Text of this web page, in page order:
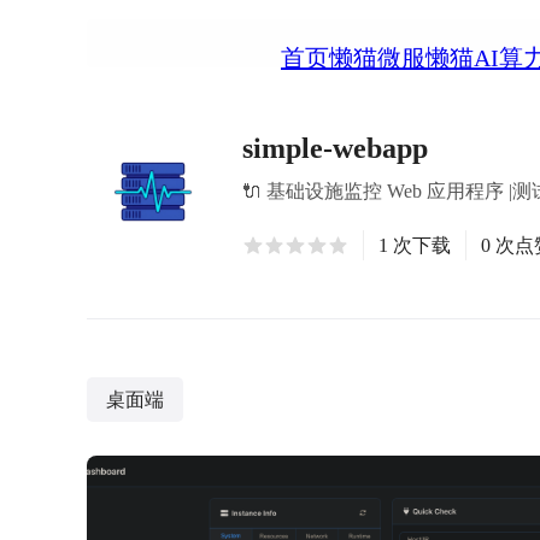
首页懒猫微服懒猫AI算
simple-webapp
🔌 基础设施监控 Web 应用程序 |
1 次下载 0 次点
桌面端